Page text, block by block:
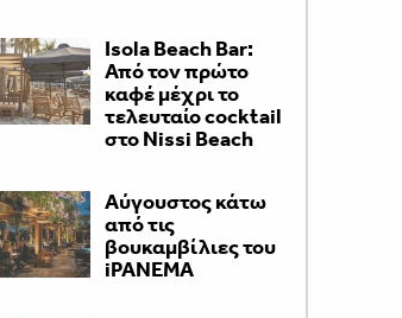
Isola Beach Bar:
Από τον πρώτο
καφέ μέχρι το
τελευταίο cocktail
στο Nissi Beach
Αύγουστος κάτω
από τις
βουκαμβίλιες του
iPANEMA